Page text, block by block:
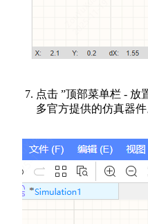
点击 ”顶部菜单栏 - 放
多官方提供的仿真器件